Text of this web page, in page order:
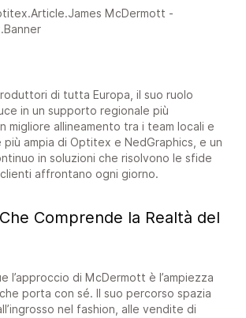
di tutta Europa, il suo ruolo
in un supporto regionale più
migliore allineamento tra i team locali e
più ampia di Optitex e NedGraphics, e un
in soluzioni che risolvono le sfide
affrontano ogni giorno.
Comprende la Realtà del
l’approccio di McDermott è l’ampiezza
porta con sé. Il suo percorso spazia
nel fashion, alle vendite di